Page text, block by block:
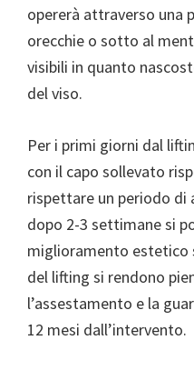
opererà attraverso una
orecchie o sotto al
visibili in quanto
del viso.
Per i primi giorni dal
con il capo sollevato
rispettare un periodo di
dopo 2-3 settimane si
miglioramento estetico
del lifting si rendono
l’assestamento e la
12 mesi dall’intervento.